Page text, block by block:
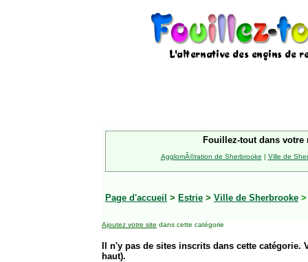
Fouillez-tout dans votre
AgglomÃ©ration de Sherbrooke | Ville de
Page d'accueil > Estrie > Ville de Sherbrooke
Ajoutez votre site dans cette catégorie
Il n'y pas de sites inscrits dans cette
haut).